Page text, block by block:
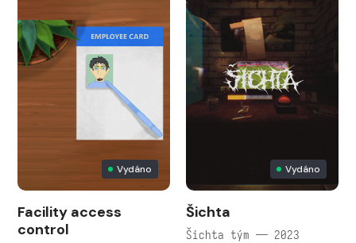
Vydáno
Facility access
control
Vydáno
Šichta
Šichta tým — 2023